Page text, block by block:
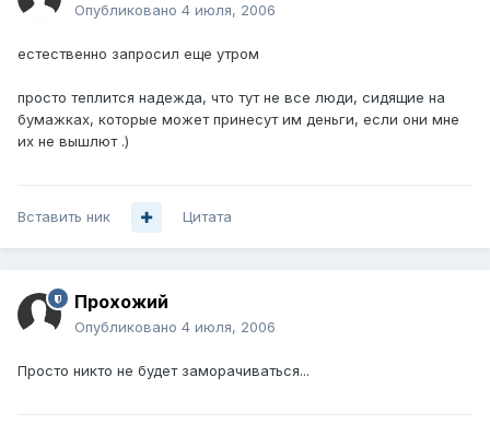
Опубликовано 4 июля, 2006
естественно запросил еще утром
просто теплится надежда, что тут не все люди, сидящие на
бумажках, которые может принесут им деньги, если они мне
их не вышлют .)
Вставить ник Цитата
Прохожий
Опубликовано 4 июля, 2006
Просто никто не будет заморачиваться...